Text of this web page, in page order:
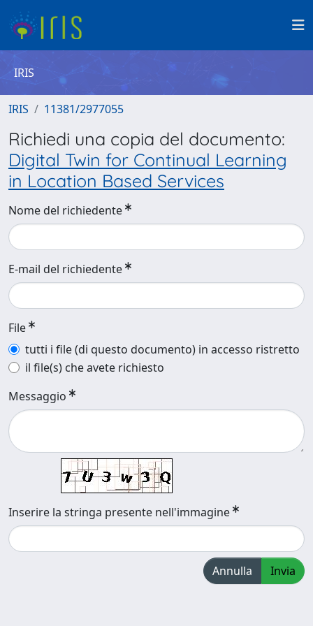
IRIS
IRIS 11381/2977055
Richiedi una copia del documento:
Digital Twin for Continual Learning
in Location Based Services
Nome del richiedente
E-mail del richiedente
File
tutti i file (di questo documento) in accesso ristretto
il file(s) che avete richiesto
Messaggio
Inserire la stringa presente nell'immagine
Annulla Invia